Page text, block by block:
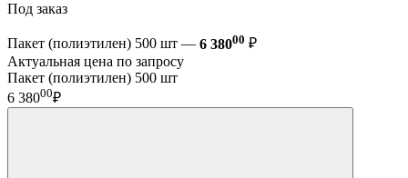
Под заказ
Пакет (полиэтилен) 500 шт — 6 38000 ₽
Актуальная цена по запросу
Пакет (полиэтилен) 500 шт
6 38000₽